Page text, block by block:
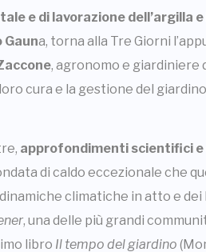
e di lavorazione dell’argilla
a, torna alla Tre Giorni
, agronomo e giardiniere
cura e la gestione del
approfondimenti scientifici
di caldo eccezionale che
climatiche in atto e
, una delle più grandi
libro Il tempo del giardino